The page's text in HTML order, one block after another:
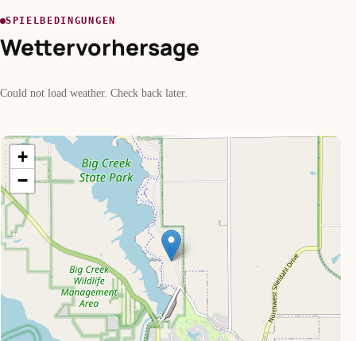
SPIELBEDINGUNGEN
Wettervorhersage
Could not load weather. Check back later.
+
−